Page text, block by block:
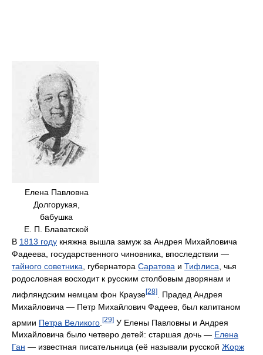
Елена Павловна
Долгорукая,
бабушка
Е. П. Блаватской
В 1813 году княжна вышла замуж за Андрея Михайловича
Фадеева, государственного чиновника, впоследствии —
тайного советника , губернатора Саратова и Тифлиса , чья
родословная восходит к русским столбовым дворянам и
лифляндским немцам фон Краузе[28]
. Прадед Андрея
Михайловича — Петр Михайлович Фадеев, был капитаном
армии Петра Великого [29] У Елены Павловны и Андрея
Михайловича было четверо детей: старшая дочь — Елена
Ган — известная писательница (её называли русской Жорж